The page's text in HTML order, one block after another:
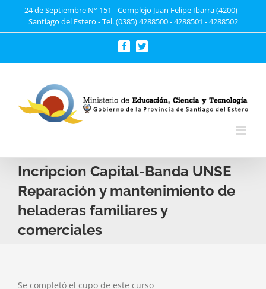
24 de Septiembre N° 151 - Complejo Juan Felipe Ibarra (4200) -
Santiago del Estero - Tel. (0385) 4288500 - 4288501 - 4288502
FacebookTwitter
Incripcion Capital-Banda UNSE
Reparación y mantenimiento de
heladeras familiares y
comerciales
Se completó el cupo de este curso